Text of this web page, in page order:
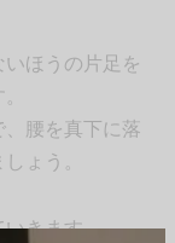
ほうの片足を
腰を真下に落
ょう。
きます。